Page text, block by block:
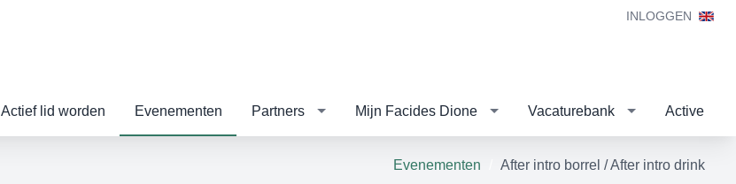
INLOGGEN
Actief lid worden Evenementen Partners Mijn Facides Dione Vacaturebank Active
Evenementen After intro borrel / After intro drink